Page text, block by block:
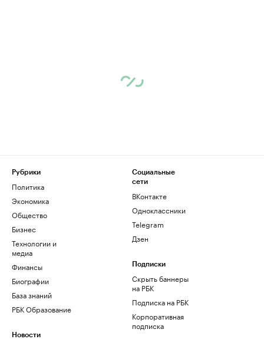
Рубрики
Политика
Экономика
Общество
Бизнес
Технологии и
медиа
Финансы
Биографии
База знаний
РБК Образование
Новости
Социальные
сети
ВКонтакте
Одноклассники
Telegram
Дзен
Подписки
Скрыть баннеры
на РБК
Подписка на РБК
Корпоративная
подписка